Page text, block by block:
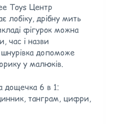
Toys Центр
лобіку, дрібну мить
фігурoк можна
час і назви
допоможе
у малюків.
дощечка 6 в 1:
танграм, цифри,